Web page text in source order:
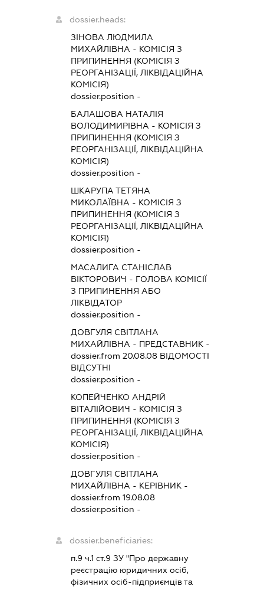
dossier.heads:
ЗІНОВА ЛЮДМИЛА
МИХАЙЛІВНА - КОМІСІЯ З
ПРИПИНЕННЯ (КОМІСІЯ З
РЕОРГАНІЗАЦІЇ, ЛІКВІДАЦІЙНА
КОМІСІЯ)
dossier.position -
БАЛАШОВА НАТАЛІЯ
ВОЛОДИМИРІВНА - КОМІСІЯ З
ПРИПИНЕННЯ (КОМІСІЯ З
РЕОРГАНІЗАЦІЇ, ЛІКВІДАЦІЙНА
КОМІСІЯ)
dossier.position -
ШКАРУПА ТЕТЯНА
МИКОЛАЇВНА - КОМІСІЯ З
ПРИПИНЕННЯ (КОМІСІЯ З
РЕОРГАНІЗАЦІЇ, ЛІКВІДАЦІЙНА
КОМІСІЯ)
dossier.position -
МАСАЛИГА СТАНІСЛАВ
ВІКТОРОВИЧ - ГОЛОВА КОМІСІЇ
З ПРИПИНЕННЯ АБО
ЛІКВІДАТОР
dossier.position -
ДОВГУЛЯ СВІТЛАНА
МИХАЙЛІВНА - ПРЕДСТАВНИК -
dossier.from 20.08.08ВІДОМОСТІ
ВІДСУТНІ
dossier.position -
КОПЕЙЧЕНКО АНДРІЙ
ВІТАЛІЙОВИЧ - КОМІСІЯ З
ПРИПИНЕННЯ (КОМІСІЯ З
РЕОРГАНІЗАЦІЇ, ЛІКВІДАЦІЙНА
КОМІСІЯ)
dossier.position -
ДОВГУЛЯ СВІТЛАНА
МИХАЙЛІВНА - КЕРІВНИК -
dossier.from 19.08.08
dossier.position -
dossier.beneficiaries:
п.9 ч.1 ст.9 ЗУ "Про державну
реєстрацію юридичних осіб,
фізичних осіб-підприємців та